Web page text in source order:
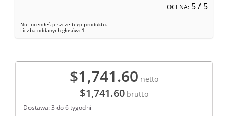
OCENA: 5/ 5
Nie oceniłeś jeszcze tego produktu.
Liczba oddanych głosów: 1
$1,741.60 netto
$1,741.60 brutto
Dostawa: 3 do 6 tygodni